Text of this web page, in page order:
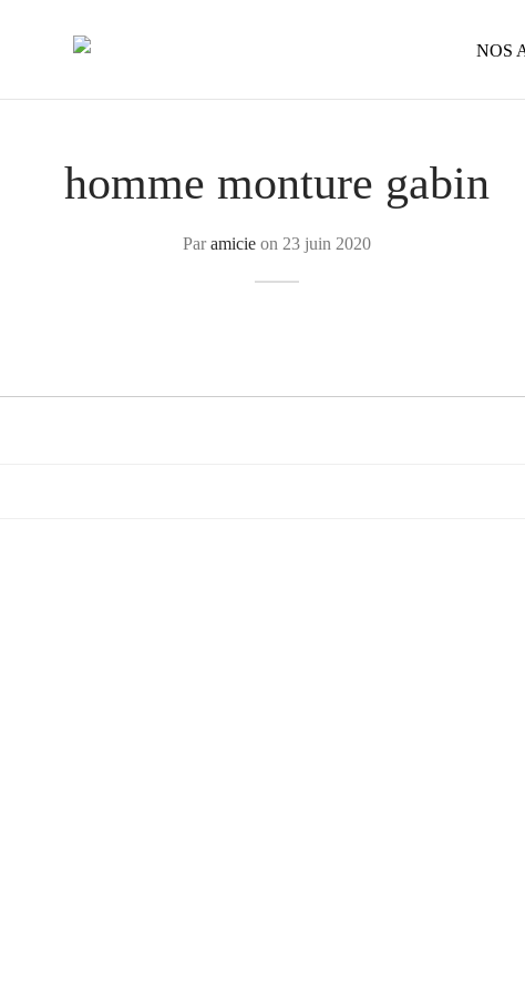
NOS
homme monture gabin
Paramicie on 23 juin 2020